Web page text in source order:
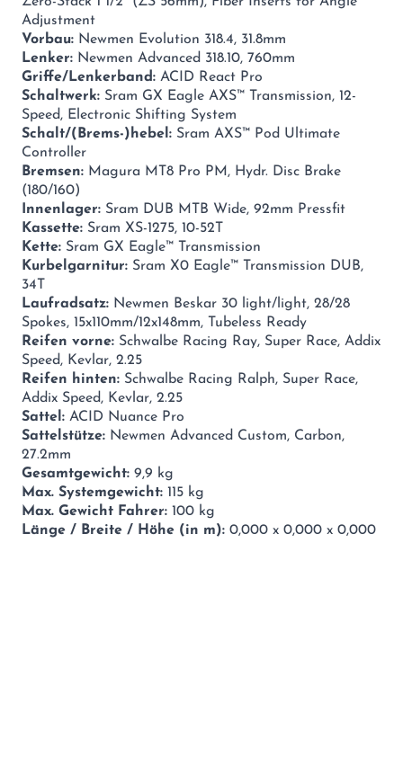
Adjustment
Vorbau: Newmen Evolution 318.4, 31.8mm
Lenker: Newmen Advanced 318.10, 760mm
Griffe/Lenkerband: ACID React Pro
Schaltwerk: Sram GX Eagle AXS™ Transmission, 12-
Speed, Electronic Shifting System
Schalt/(Brems-)hebel: Sram AXS™ Pod Ultimate
Controller
Bremsen: Magura MT8 Pro PM, Hydr. Disc Brake
(180/160)
Innenlager: Sram DUB MTB Wide, 92mm Pressfit
Kassette: Sram XS-1275, 10-52T
Kette: Sram GX Eagle™ Transmission
Kurbelgarnitur: Sram X0 Eagle™ Transmission DUB,
34T
Laufradsatz: Newmen Beskar 30 light/light, 28/28
Spokes, 15x110mm/12x148mm, Tubeless Ready
Reifen vorne: Schwalbe Racing Ray, Super Race, Addix
Speed, Kevlar, 2.25
Reifen hinten: Schwalbe Racing Ralph, Super Race,
Addix Speed, Kevlar, 2.25
Sattel: ACID Nuance Pro
Sattelstütze: Newmen Advanced Custom, Carbon,
27.2mm
Gesamtgewicht: 9,9 kg
Max. Systemgewicht: 115 kg
Max. Gewicht Fahrer: 100 kg
Länge / Breite / Höhe (in m): 0,000 x 0,000 x 0,000